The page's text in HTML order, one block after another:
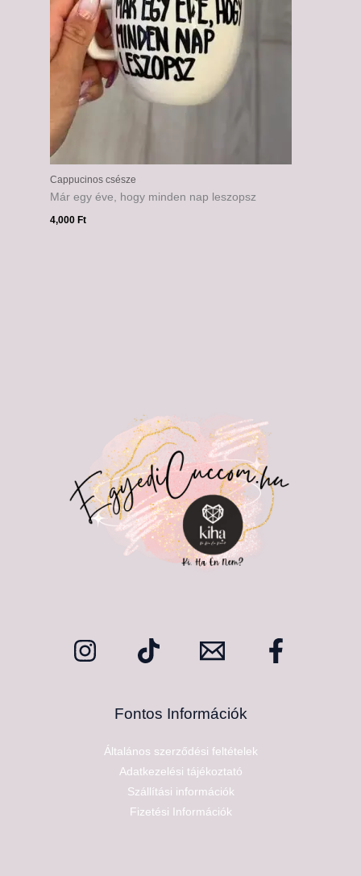
Cappucinos csésze
Már egy éve, hogy minden nap leszopsz
4,000Ft
Fontos Információk
Általános szerződési feltételek
Adatkezelési tájékoztató
Szállítási információk
Fizetési Információk